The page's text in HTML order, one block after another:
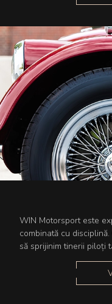
WIN Motorsport este
combinată cu
să sprijinim tinerii piloți